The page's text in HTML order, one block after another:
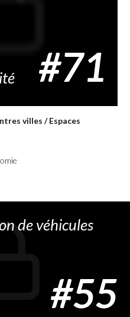
#71
villes/ Espaces
de véhicules
#55